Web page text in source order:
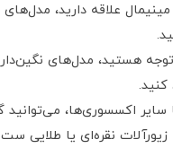
علاقه دارید،
هستید، مدل‌های
کنید.
سایر اکسسوری‌ها، می‌توانید
نقره‌ای یا طلایی